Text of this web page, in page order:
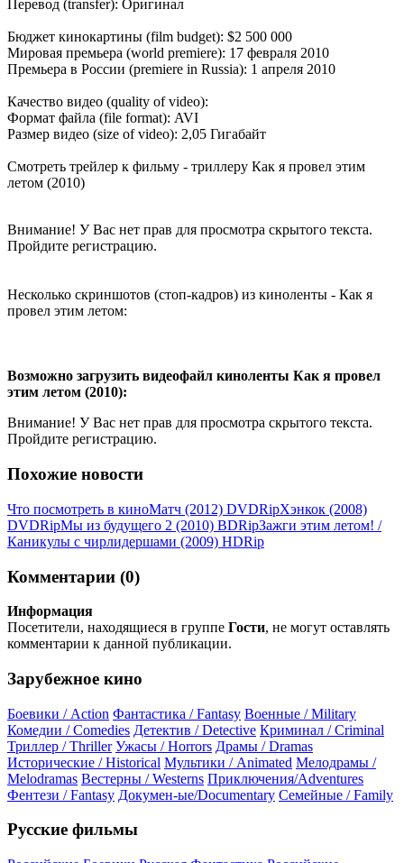
Перевод (transfer): Оригинал
Бюджет кинокартины (film budget): $2 500 000
Мировая премьера (world premiere): 17 февраля 2010
Премьера в России (premiere in Russia): 1 апреля 2010
Качество видео (quality of video):
Формат файла (file format): AVI
Размер видео (size of video): 2,05 Гигабайт
Смотреть трейлер к фильму - триллеру Как я провел этим
летом (2010)
Внимание! У Вас нет прав для просмотра скрытого текста.
Пройдите регистрацию.
Несколько скриншотов (стоп-кадров) из киноленты - Как я
провел этим летом:
Возможно загрузить видеофайл киноленты Как я провел
этим летом (2010):
Внимание! У Вас нет прав для просмотра скрытого текста.
Пройдите регистрацию.
Похожие новости
Что посмотреть в киноМатч (2012) DVDRірХэнкок (2008)
DVDRірМы из будущего 2 (2010) ВDRірЗажги этим летом! /
Каникулы с чирлидершами (2009) НDRір
Комментарии (0)
Информация
Посетители, находящиеся в группе Гости, не могут оставлять
комментарии к данной публикации.
Зарубежное кино
Боевики / Action Фантастика / Fantasy Военные / Military
Комедии / Comedies Детектив / Detective Криминал / Criminal
Триллер / Thriller Ужасы / Horrors Драмы / Dramas
Исторические / Historical Мультики / Animated Мелодрамы /
Melodramas Вестерны / Westerns Приключения/Adventures
Фентези / Fantasy Докумен-ые/Documentary Семейные / Family
Русские фильмы